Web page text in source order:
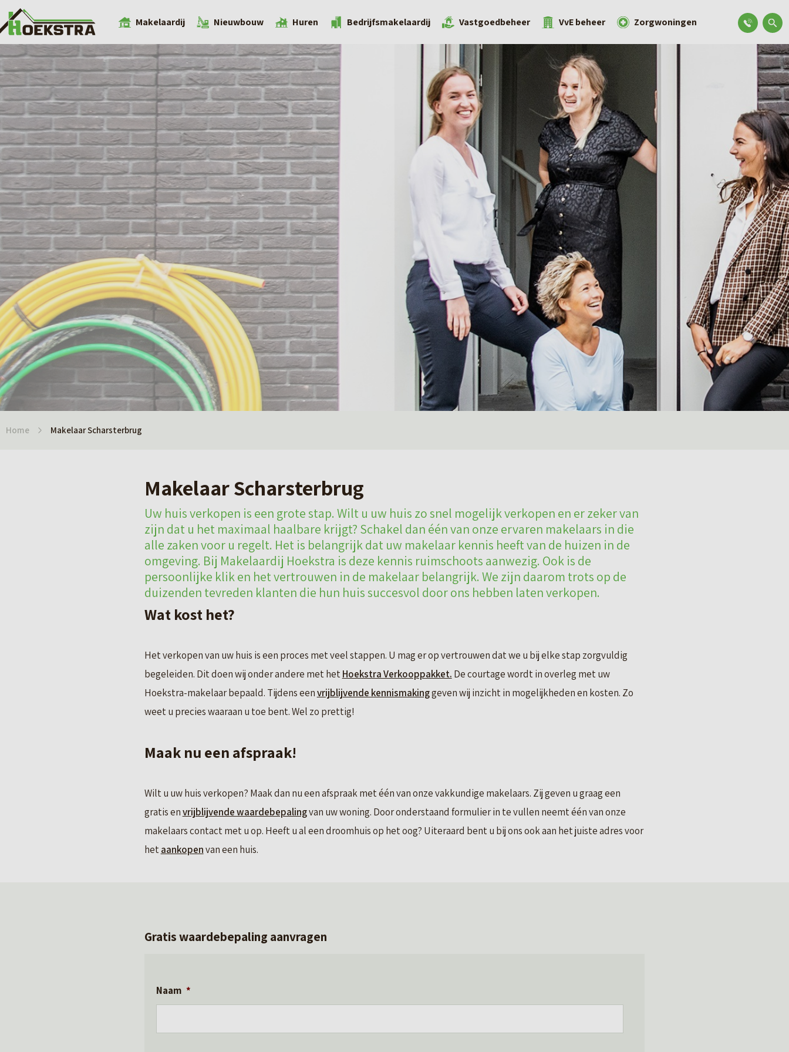
Makelaardij Nieuwbouw Huren Bedrijfsmakelaardij Vastgoedbeheer VvE beheer Zorgwoningen
Home Makelaar Scharsterbrug
Makelaar Scharsterbrug
Uw huis verkopen is een grote stap. Wilt u uw huis zo snel mogelijk verkopen en er zeker van
zijn dat u het maximaal haalbare krijgt? Schakel dan één van onze ervaren makelaars in die
alle zaken voor u regelt. Het is belangrijk dat uw makelaar kennis heeft van de huizen in de
omgeving. Bij Makelaardij Hoekstra is deze kennis ruimschoots aanwezig. Ook is de
persoonlijke klik en het vertrouwen in de makelaar belangrijk. We zijn daarom trots op de
duizenden tevreden klanten die hun huis succesvol door ons hebben laten verkopen.
Wat kost het?
Het verkopen van uw huis is een proces met veel stappen. U mag er op vertrouwen dat we u bij elke stap zorgvuldig
begeleiden. Dit doen wij onder andere met hetHoekstra Verkooppakket. De courtage wordt in overleg met uw
Hoekstra-makelaar bepaald. Tijdens eenvrijblijvende kennismakinggeven wij inzicht in mogelijkheden en kosten. Zo
weet u precies waaraan u toe bent. Wel zo prettig!
Maak nu een afspraak!
Wilt u uw huis verkopen? Maak dan nu een afspraak met één van onze vakkundige makelaars. Zij geven u graag een
gratis envrijblijvende waardebepalingvan uw woning. Door onderstaand formulier in te vullen neemt één van onze
makelaars contact met u op. Heeft u al een droomhuis op het oog? Uiteraard bent u bij ons ook aan het juiste adres voor
hetaankopenvan een huis.
Gratis waardebepaling aanvragen
Naam *